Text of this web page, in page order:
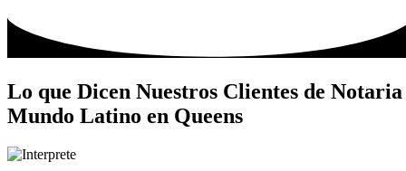
Lo que Dicen Nuestros Clientes de Notaria
Mundo Latino en Queens